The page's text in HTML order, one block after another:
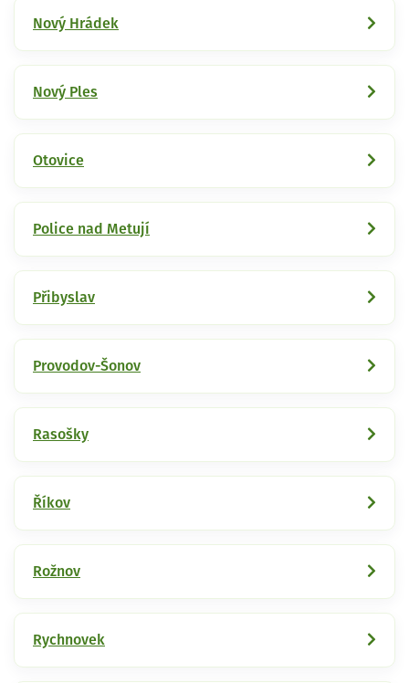
Nový Hrádek
Nový Ples
Otovice
Police nad Metují
Přibyslav
Provodov-Šonov
Rasošky
Říkov
Rožnov
Rychnovek